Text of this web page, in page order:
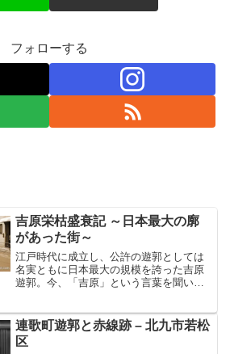
フォローする
吉原栄枯盛衰記 ～日本最大の廓
があった街～
江戸時代に成立し、公許の遊郭としては
名実ともに日本最大の規模を誇った吉原
遊郭。今、「吉原」という言葉を聞いて
を持つことについては異を唱える者はい
ないであろう。そんなわけ...
連歌町遊郭と赤線跡 – 北九市若松
区